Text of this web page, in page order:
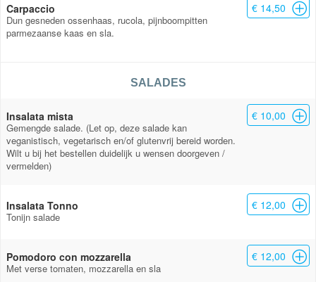
Carpaccio
Dun gesneden ossenhaas, rucola, pijnboompitten
parmezaanse kaas en sla.
€ 14,50
SALADES
Insalata mista
Gemengde salade. (Let op, deze salade kan
veganistisch, vegetarisch en/of glutenvrij bereid worden.
Wilt u bij het bestellen duidelijk u wensen doorgeven /
vermelden)
€ 10,00
Insalata Tonno
Tonijn salade
€ 12,00
Pomodoro con mozzarella
Met verse tomaten, mozzarella en sla
€ 12,00